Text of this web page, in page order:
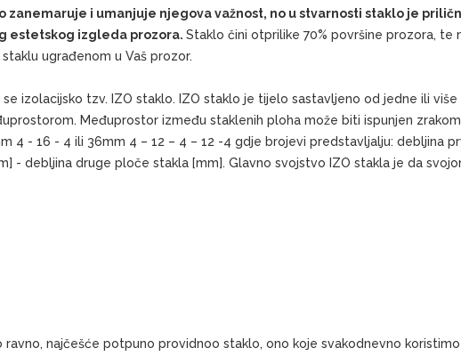
i umanjuje njegova važnost, no u stvarnosti staklo je
estetskog izgleda prozora. Staklo čini otprilike 70% površine prozora, te
ugrađenom u Vaš prozor.
izolacijsko tzv. IZO staklo. IZO staklo je tijelo sastavljeno od jedne ili
Međuprostor između staklenih ploha može biti ispunjen
4 - 16 - 4 ili 36mm 4 – 12 – 4 – 12 -4 gdje brojevi predstavljalju: debljina
- debljina druge ploče stakla [mm]. Glavno svojstvo IZO stakla je da
najčešće potpuno providnoo staklo, ono koje svakodnevno